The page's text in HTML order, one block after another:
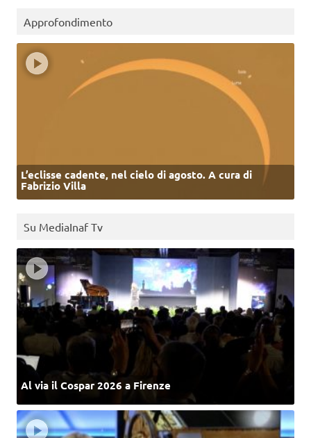
Approfondimento
L’eclisse cadente, nel cielo di agosto. A cura di
Fabrizio Villa
Su MediaInaf Tv
Al via il Cospar 2026 a Firenze